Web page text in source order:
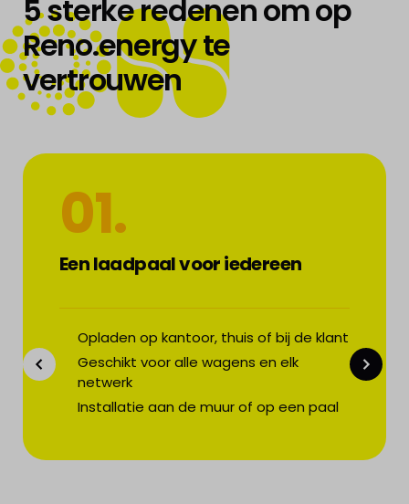
ENERGY
5 sterke redenen om op
Reno.energy te
vertrouwen
01.
Een laadpaal voor iedereen
Opladen op kantoor, thuis of bij de klant
Geschikt voor alle wagens en elk
netwerk
Installatie aan de muur of op een paal